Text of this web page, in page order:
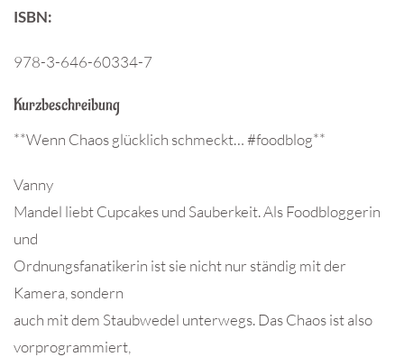
ISBN:
978-3-646-60334-7
Kurzbeschreibung
**Wenn Chaos glücklich schmeckt… #foodblog**
Vanny
Mandel liebt Cupcakes und Sauberkeit. Als Foodbloggerin
und
Ordnungsfanatikerin ist sie nicht nur ständig mit der
Kamera, sondern
auch mit dem Staubwedel unterwegs. Das Chaos ist also
vorprogrammiert,